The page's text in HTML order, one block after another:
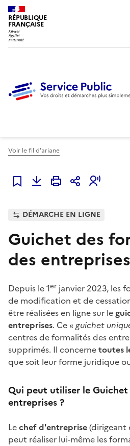
RÉPUBLIQUE
FRANÇAISE
Voir le fil d'ariane
Ajouter à mes favoris
DÉMARCHE EN LIGNE
Guichet des
des entreprises
Depuis le 1er janvier 2023, les
de modification et de
être réalisées en ligne sur le
entreprises. Ce «guichet
centres de formalités des
supprimés. Il concernetoutes
que soit leur forme juridique
Qui peut utiliser le
entreprises ?
Lechef d'entreprise(dirigeant
peut réaliser lui-même les